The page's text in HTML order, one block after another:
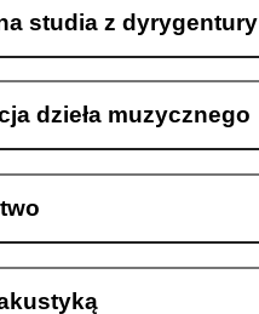
studia z dyrygentury
dzieła muzycznego